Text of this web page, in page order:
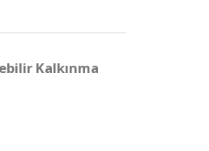
Kalkınma